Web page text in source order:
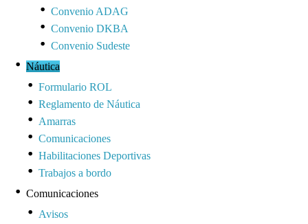
Convenio ADAG
Convenio DKBA
Convenio Sudeste
Náutica
Formulario ROL
Reglamento de Náutica
Amarras
Comunicaciones
Habilitaciones Deportivas
Trabajos a bordo
Comunicaciones
Avisos